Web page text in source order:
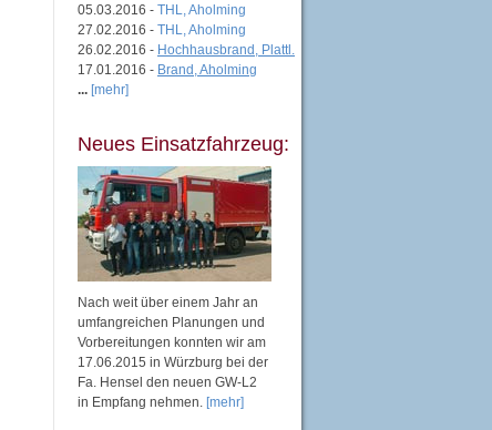
05.03.2016 - THL, Aholming
27.02.2016 - THL, Aholming
26.02.2016 - Hochhausbrand, Plattl.
17.01.2016 - Brand, Aholming
... [mehr]
Neues Einsatzfahrzeug:
Nach weit über einem Jahr an
umfangreichen Planungen und
Vorbereitungen konnten wir am
17.06.2015 in Würzburg bei der
Fa. Hensel den neuen GW-L2
in Empfang nehmen. [mehr]